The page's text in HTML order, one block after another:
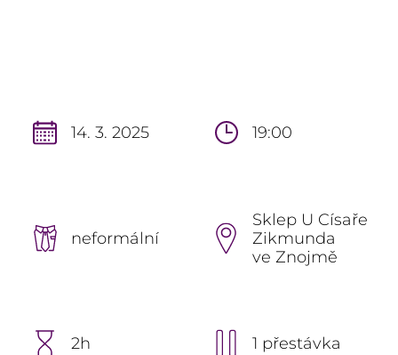
14. 3. 2025 19:00
neformální
Sklep U Císaře
Zikmunda
ve Znojmě
2h 1 přestávka